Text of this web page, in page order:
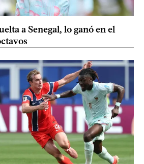
a Senegal, lo ganó en el